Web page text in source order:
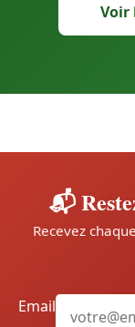
Voir
📬
Recevez
Email